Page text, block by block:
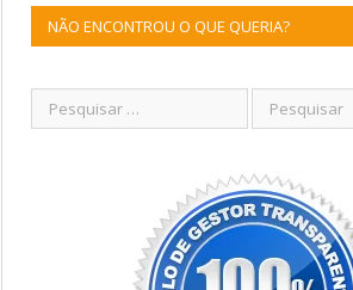
NÃO ENCONTROU O QUE QUERIA?